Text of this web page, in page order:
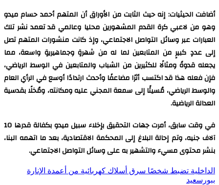
أضافت الحيثيات: إنه حيث الثابت من الأوراق أن المتهم أحمد حسام ميدو
وهو من لاعبي كرة القدم المشهورين محليا وعالمي قد تعمد نشر تلك
العبارات عبر وسائل التواصل الاجتماعي، وإذ كانت منشورات المتهم تصل
إلى عددٍ كبيرٍ من المتابعين لما له من شهرةٍ وجماهيريةٍ واسعة، مما
يجعله قدوةً ومثالًا للكثيرين من الشباب والمتابعين في الوسط الرياضي،
فإن فعله هذا قد اكتسب أثرًا مضاعفًا وأحدث ارتدادًا أوسع في الرأي العام
والوسط الرياضي، مُسيئًا إلى سمعة المجني عليه ومكانته، ومُخلًا بقدسية
العدالة الرياضية.
في وقت سابق، أمرت جهات التحقيق بإخلاء سبيل ميدو بكفالة قدرها 10
آلاف جنيه، وتم إحالة البلاغ إلى المحكمة الاقتصادية، بعد ما اتهمه البنا،
بنشر محتوى مسيء والتشهير به على وسائل التواصل الاجتماعي.
الداخلية تضبط شخصًا سرق أسلاك كهربائية من أعمدة الإنارة
ببورسعيد